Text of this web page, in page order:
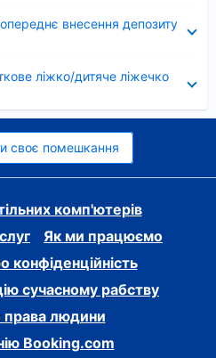
внесення депозиту
ліжко/дитяче ліжечко
своє помешкання
комп'ютерів
Як ми працюємо
сучасному рабству
права людини
Booking.com